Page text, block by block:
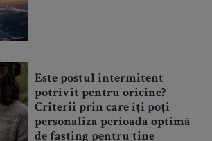
Este postul intermitent
potrivit pentru oricine?
Criterii prin care îți poți
personaliza perioada optimă
de fasting pentru tine